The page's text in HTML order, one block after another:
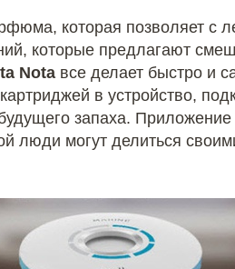
которая позволяет с
которые предлагают
Nota все делает быстро и
в устройство,
запаха. Приложение
люди могут делиться